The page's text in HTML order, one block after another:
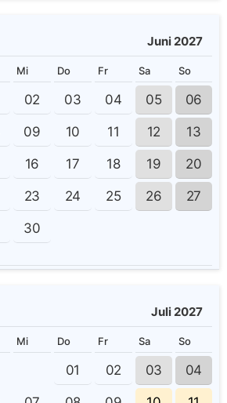
Juni 2027
Mi Do Fr Sa So
02 03 04 05 06
09 10 11 12 13
16 17 18 19 20
23 24 25 26 27
30
Juli 2027
Mi Do Fr Sa So
01 02 03 04